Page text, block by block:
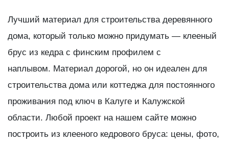
Лучший материал для строительства деревянного
дома, который только можно придумать — клееный
брус из кедра с финским профилем с
наплывом. Материал дорогой, но он идеален для
строительства дома или коттеджа для постоянного
проживания под ключ в Калуге и Калужской
области. Любой проект на нашем сайте можно
построить из клееного кедрового бруса: цены, фото,